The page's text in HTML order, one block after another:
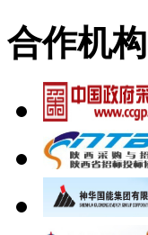
合作机构